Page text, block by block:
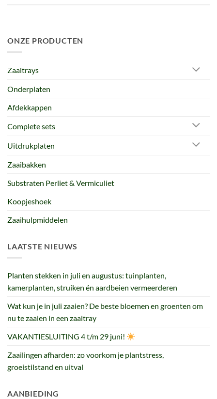
ONZE PRODUCTEN
Zaaitrays
Onderplaten
Afdekkappen
Complete sets
Uitdrukplaten
Zaaibakken
Substraten Perliet & Vermiculiet
Koopjeshoek
Zaaihulpmiddelen
LAATSTE NIEUWS
Planten stekken in juli en augustus: tuinplanten,
kamerplanten, struiken én aardbeien vermeerderen
Wat kun je in juli zaaien? De beste bloemen en groenten om
nu te zaaien in een zaaitray
VAKANTIESLUITING 4 t/m 29 juni!
Zaailingen afharden: zo voorkom je plantstress,
groeistilstand en uitval
AANBIEDING